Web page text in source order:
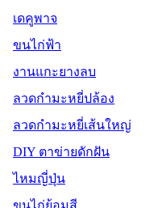
เดคูพาจ
ขนไก่ฟ้า
งานแกะยางลบ
ลวดกำมะหยี่ปล้อง
ลวดกำมะหยี่เส้นใหญ่
DIY ตาข่ายดักฝัน
ไหมญี่ปุ่น